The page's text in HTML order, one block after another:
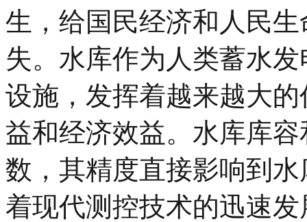
生，给国民经济和人民
失。水库作为人类蓄水
设施，发挥着越来越大
益和经济效益。水库库
数，其精度直接影响到
着现代测控技术的迅速